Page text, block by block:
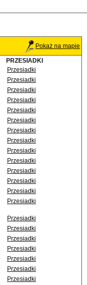
Pokaż na mapie
PRZESIADKI
Przesiadki
Przesiadki
Przesiadki
Przesiadki
Przesiadki
Przesiadki
Przesiadki
Przesiadki
Przesiadki
Przesiadki
Przesiadki
Przesiadki
Przesiadki
Przesiadki
Przesiadki
Przesiadki
Przesiadki
Przesiadki
Przesiadki
Przesiadki
Przesiadki